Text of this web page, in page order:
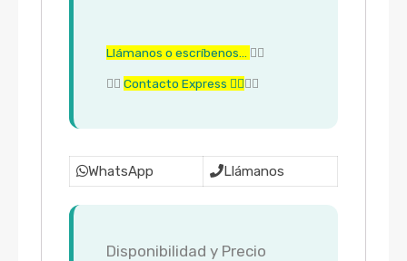
Llámanos o escríbenos… 👇🏼
👇🏼 Contacto Express 👇🏼👇🏼
WhatsApp Llámanos
Disponibilidad y Precio